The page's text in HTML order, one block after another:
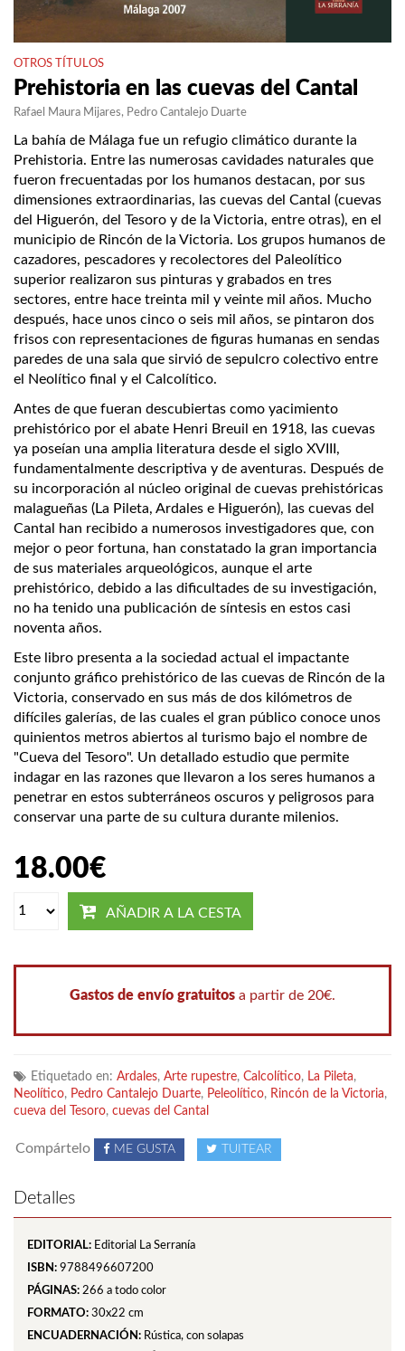
OTROS TÍTULOS
Prehistoria en las cuevas del Cantal
Rafael Maura Mijares Pedro Cantalejo Duarte
La bahía de Málaga fue un refugio climático durante la
Prehistoria. Entre las numerosas cavidades naturales que
fueron frecuentadas por los humanos destacan, por sus
dimensiones extraordinarias, las cuevas del Cantal (cuevas
del Higuerón, del Tesoro y de la Victoria, entre otras), en el
municipio de Rincón de la Victoria. Los grupos humanos de
cazadores, pescadores y recolectores del Paleolítico
superior realizaron sus pinturas y grabados en tres
sectores, entre hace treinta mil y veinte mil años. Mucho
después, hace unos cinco o seis mil años, se pintaron dos
frisos con representaciones de figuras humanas en sendas
paredes de una sala que sirvió de sepulcro colectivo entre
el Neolítico final y el Calcolítico.
Antes de que fueran descubiertas como yacimiento
prehistórico por el abate Henri Breuil en 1918, las cuevas
ya poseían una amplia literatura desde el siglo XVIII,
fundamentalmente descriptiva y de aventuras. Después de
su incorporación al núcleo original de cuevas prehistóricas
malagueñas (La Pileta, Ardales e Higuerón), las cuevas del
Cantal han recibido a numerosos investigadores que, con
mejor o peor fortuna, han constatado la gran importancia
de sus materiales arqueológicos, aunque el arte
prehistórico, debido a las dificultades de su investigación,
no ha tenido una publicación de síntesis en estos casi
noventa años.
Este libro presenta a la sociedad actual el impactante
conjunto gráfico prehistórico de las cuevas de Rincón de la
Victoria, conservado en sus más de dos kilómetros de
difíciles galerías, de las cuales el gran público conoce unos
quinientos metros abiertos al turismo bajo el nombre de
"Cueva del Tesoro". Un detallado estudio que permite
indagar en las razones que llevaron a los seres humanos a
penetrar en estos subterráneos oscuros y peligrosos para
conservar una parte de su cultura durante milenios.
18.00€
AÑADIR A LA CESTA
Gastos de envío gratuitos a partir de 20€.
Etiquetado en: Ardales, Arte rupestre, Calcolítico, La Pileta,
Neolítico, Pedro Cantalejo Duarte, Peleolítico, Rincón de la Victoria,
cueva del Tesoro, cuevas del Cantal
Compártelo ME GUSTA TUITEAR
Detalles
EDITORIAL: Editorial La Serranía
ISBN: 9788496607200
PÁGINAS: 266 a todo color
FORMATO: 30x22 cm
ENCUADERNACIÓN: Rústica, con solapas